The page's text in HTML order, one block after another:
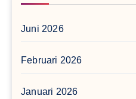
Juni 2026
Februari 2026
Januari 2026